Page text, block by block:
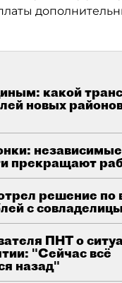
какой
новых
прекращают
решение по
с
ПНТ о
"Сейчас всё
назад"